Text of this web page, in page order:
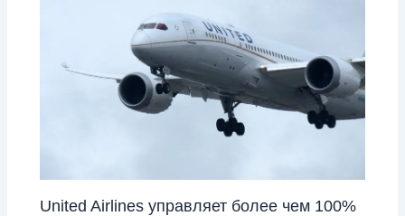
United Airlines управляет более чем 100%